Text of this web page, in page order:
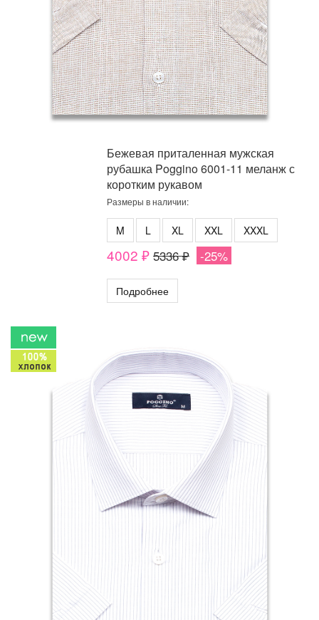
Бежевая приталенная мужская
рубашка Poggino 6001-11 меланж с
коротким рукавом
Размеры в наличии:
M L XL XXL XXXL
4002 ₽ 5336 ₽ -25%
Подробнее